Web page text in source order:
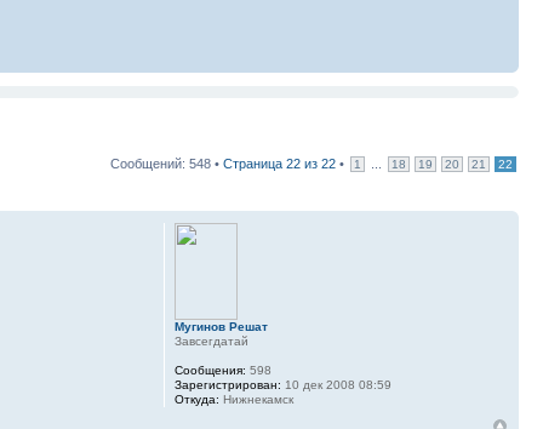
Сообщений: 548 • Страница 22 из 22 • 1 18 19 20 21 22
Мугинов Решат
Завсегдатай
Сообщения: 598
Зарегистрирован: 10 дек 2008 08:59
Откуда: Нижнекамск